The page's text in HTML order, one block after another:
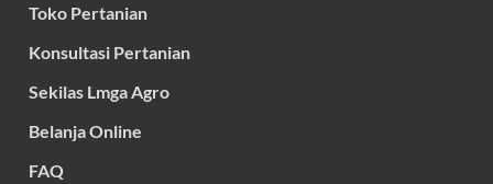
Toko Pertanian
Konsultasi Pertanian
Sekilas Lmga Agro
Belanja Online
FAQ